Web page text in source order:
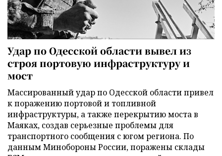
Удар по Одесской области вывел из
строя портовую инфраструктуру и
мост
Массированный удар по Одесской области привел
к поражению портовой и топливной
инфраструктуры, а также перекрытию моста в
Маяках, создав серьезные проблемы для
транспортного сообщения с югом региона. По
данным Минобороны России, поражены склады